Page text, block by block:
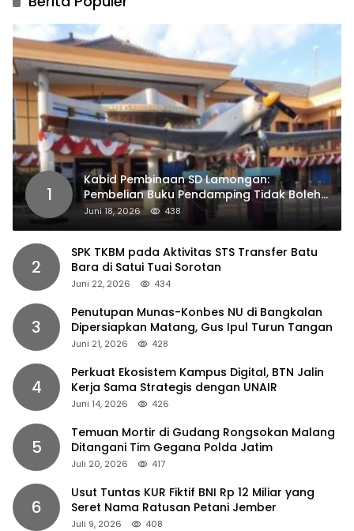
1
Kabid Pembinaan SD Lamongan:
Pembelian Buku Pendamping Tidak Boleh
Dipaksakan
Juni 18, 2026 438
2
SPK TKBM pada Aktivitas STS Transfer Batu
Bara di Satui Tuai Sorotan
Juni 22, 2026 434
3
Penutupan Munas-Konbes NU di Bangkalan
Dipersiapkan Matang, Gus Ipul Turun Tangan
Juni 21, 2026 428
4
Perkuat Ekosistem Kampus Digital, BTN Jalin
Kerja Sama Strategis dengan UNAIR
Juni 14, 2026 426
5
Temuan Mortir di Gudang Rongsokan Malang
Ditangani Tim Gegana Polda Jatim
Juli 20, 2026 417
6
Usut Tuntas KUR Fiktif BNI Rp 12 Miliar yang
Seret Nama Ratusan Petani Jember
Juli 9, 2026 408